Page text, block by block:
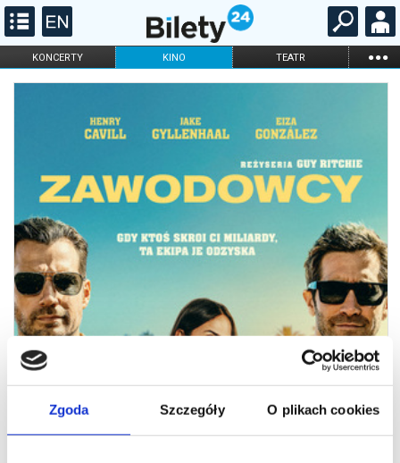
Zgoda Szczegóły O plikach cookies
KONCERTY KINO TEATR ...
FILHARMONIA OPERA I BALET